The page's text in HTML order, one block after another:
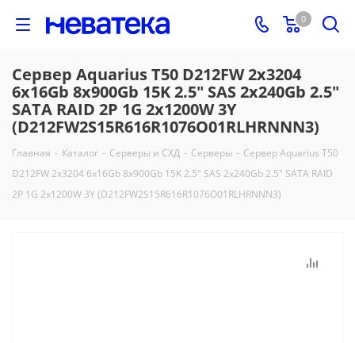
0
Сервер Aquarius T50 D212FW 2x3204
6x16Gb 8x900Gb 15K 2.5" SAS 2x240Gb 2.5"
SATA RAID 2P 1G 2x1200W 3Y
(D212FW2S15R616R1076O01RLHRNNN3)
Главная - Каталог - Серверы и СХД - Серверы - Сервер Aquarius T50
D212FW 2x3204 6x16Gb 8x900Gb 15K 2.5" SAS 2x240Gb 2.5" SATA RAID
2P 1G 2x1200W 3Y (D212FW2S15R616R1076O01RLHRNNN3)